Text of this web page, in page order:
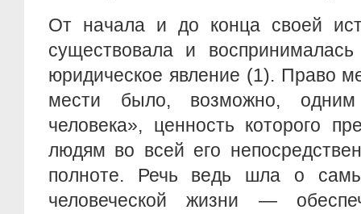
От начала и до конца своей
существовала и
юридическое явление (1). Право
мести было, возможно,
человека», ценность которого
людям во всей его
полноте. Речь ведь шла о
человеческой жизни —